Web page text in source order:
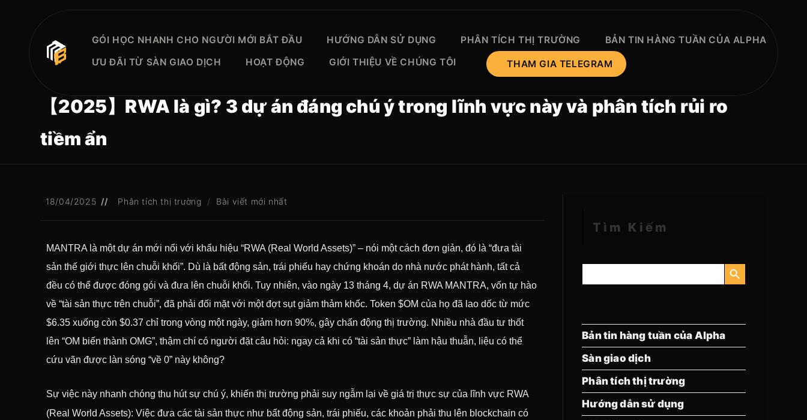
GÓI HỌC NHANH CHO NGƯỜI MỚI BẮT ĐẦU HƯỚNG DẪN SỬ DỤNG PHÂN TÍCH THỊ TRƯỜNG
BẢN TIN HÀNG TUẦN CỦA ALPHA
ƯU ĐÃI TỪ SÀN GIAO DỊCH
HOẠT ĐỘNG GIỚI THIỆU VỀ CHÚNG TÔI THAM GIA TELEGRAM
【2025】RWA là gì? 3 dự án đáng chú ý trong lĩnh vực này và phân tích rủi ro
tiềm ẩn
18/04/2025 Phân tích thị trường / Bài viết mới nhất
MANTRA là một dự án mới nổi với khẩu hiệu “RWA (Real World Assets)” – nói một cách đơn giản, đó là “đưa tài
sản thế giới thực lên chuỗi khối”. Dù là bất động sản, trái phiếu hay chứng khoán do nhà nước phát hành, tất cả
đều có thể được đóng gói và đưa lên chuỗi khối. Tuy nhiên, vào ngày 13 tháng 4, dự án RWA MANTRA, vốn tự hào
về “tài sản thực trên chuỗi”, đã phải đối mặt với một đợt sụt giảm thảm khốc. Token $OM của họ đã lao dốc từ mức
$6.35 xuống còn $0.37 chỉ trong vòng một ngày, giảm hơn 90%, gây chấn động thị trường. Nhiều nhà đầu tư thốt
lên “OM biến thành OMG”, thậm chí có người đặt câu hỏi: ngay cả khi có “tài sản thực” làm hậu thuẫn, liệu có thể
cứu vãn được làn sóng “về 0” này không?
Sự việc này nhanh chóng thu hút sự chú ý, khiến thị trường phải suy ngẫm lại về giá trị thực sự của lĩnh vực RWA
(Real World Assets): Việc đưa các tài sản thực như bất động sản, trái phiếu, các khoản phải thu lên blockchain có
Tìm Kiếm
Tìm
NÚT TÌM KIẾM
Bản tin hàng tuần của Alpha
Sàn giao dịch
Phân tích thị trường
Hướng dẫn sử dụng